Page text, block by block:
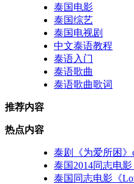
泰国电影
泰国综艺
泰国电视剧
中文泰语教程
泰语入门
泰语歌曲
泰语歌曲歌词
推荐内容
热点内容
泰剧《为爱所困》
泰国2014同志电
泰国同志电影《